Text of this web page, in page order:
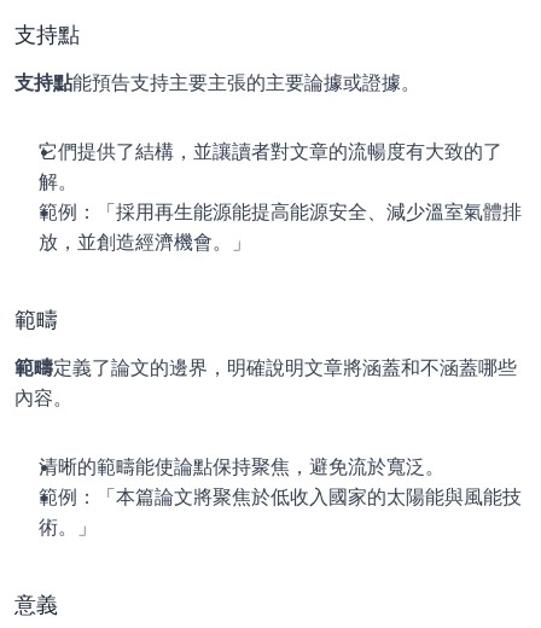
支持點
支持點能預告支持主要主張的主要論據或證據。
它們提供了結構，並讓讀者對文章的流暢度有大致的了
解。
範例：「採用再生能源能提高能源安全、減少溫室氣體排
放，並創造經濟機會。」
範疇
範疇定義了論文的邊界，明確說明文章將涵蓋和不涵蓋哪些
內容。
清晰的範疇能使論點保持聚焦，避免流於寬泛。
範例：「本篇論文將聚焦於低收入國家的太陽能與風能技
術。」
意義